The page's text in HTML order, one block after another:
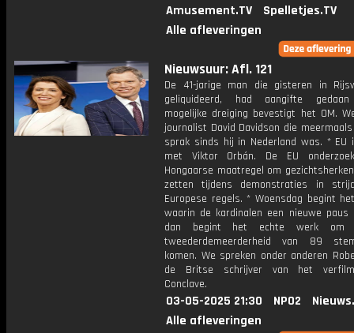
Amusement.TV
Spelletjes.TV
Alle afleveringen
Nieuwsuur: Afl. 121
De 41-jarige man die gisteren in
geliquideerd, had aangifte
mogelijke dreiging bevestigt het OM.
journalist David Davidson die
sprak sinds hij in Nederland was. * EU
met Viktor Orbán. De EU
Hongaarse maatregel om
zetten tijdens demonstraties in
Europese regels. * Woensdag begint
waarin de kardinalen een nieuwe paus
dan begint het echte werk om
tweederdemeerderheid van 89
komen. We spreken onder anderen
de Britse schrijver van het
Conclave.
03-05-2025 21:30 NPO2
Alle afleveringen